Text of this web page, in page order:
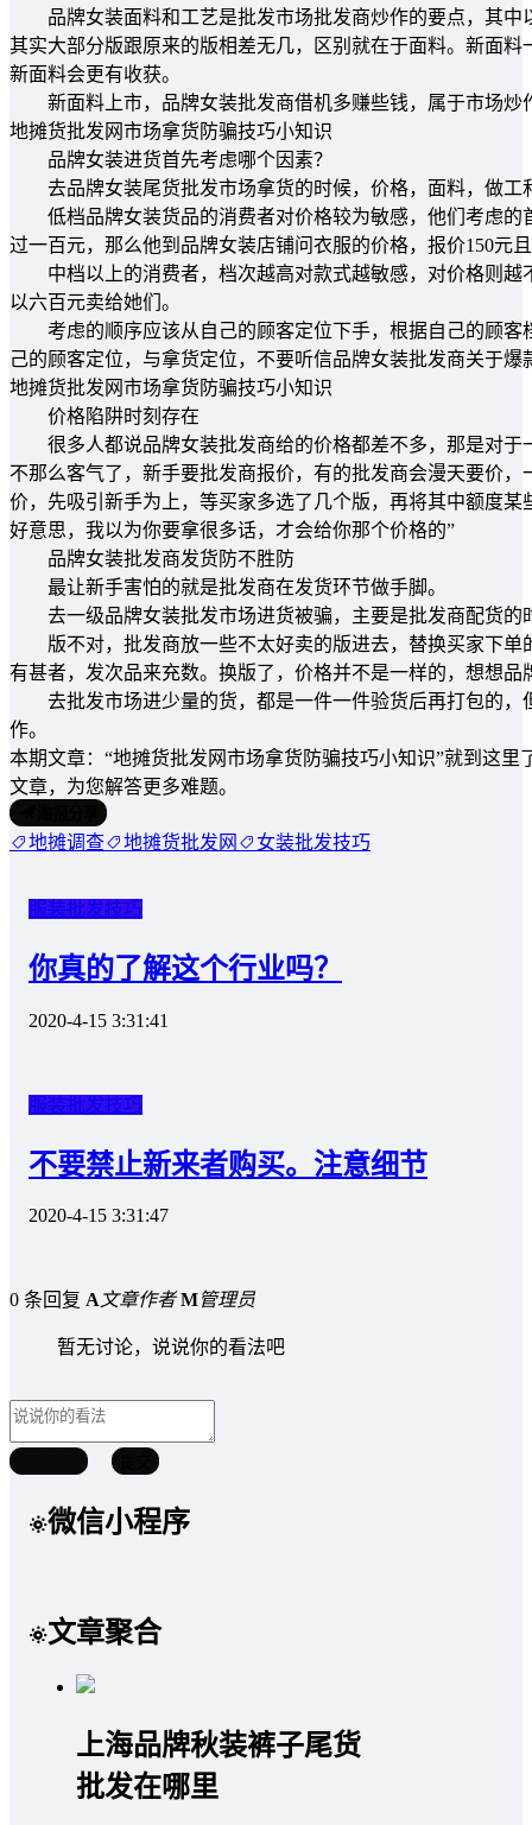
品牌女装面料和工艺是批发市场批发商炒作的要点，其中
其实大部分版跟原来的版相差无几，区别就在于面料。新面
新面料会更有收获。
新面料上市，品牌女装批发商借机多赚些钱，属于市场炒
地摊货批发网市场拿货防骗技巧小知识
品牌女装进货首先考虑哪个因素？
去品牌女装尾货批发市场拿货的时候，价格，面料，做工
低档品牌女装货品的消费者对价格较为敏感，他们考虑的
过一百元，那么他到品牌女装店铺问衣服的价格，报价150元
中档以上的消费者，档次越高对款式越敏感，对价格则越
以六百元卖给她们。
考虑的顺序应该从自己的顾客定位下手，根据自己的顾客
己的顾客定位，与拿货定位，不要听信品牌女装批发商关于
地摊货批发网市场拿货防骗技巧小知识
价格陷阱时刻存在
很多人都说品牌女装批发商给的价格都差不多，那是对于
不那么客气了，新手要批发商报价，有的批发商会漫天要价
价，先吸引新手为上，等买家多选了几个版，再将其中额度
好意思，我以为你要拿很多话，才会给你那个价格的”
品牌女装批发商发货防不胜防
最让新手害怕的就是批发商在发货环节做手脚。
去一级品牌女装批发市场进货被骗，主要是批发商配货的
版不对，批发商放一些不太好卖的版进去，替换买家下单
有甚者，发次品来充数。换版了，价格并不是一样的，想想
去批发市场进少量的货，都是一件一件验货后再打包的，
作。
本期文章：“地摊货批发网市场拿货防骗技巧小知识”就到这
文章，为您解答更多难题。
地摊调查 地摊货批发网 女装批发技巧
服装批发技巧
你真的了解这个行业吗？
2020-4-15 3:31:41
服装批发技巧
不要禁止新来者购买。注意细节
2020-4-15 3:31:47
0 条回复 A文章作者 M管理员
暂无讨论，说说你的看法吧
微信小程序
文章聚合
上海品牌秋装裤子尾货
批发在哪里